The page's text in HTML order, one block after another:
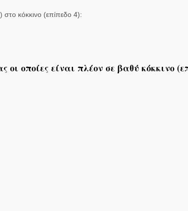
κόκκινο (επίπεδο 4):
οι οποίες είναι πλέον σε βαθύ κόκκινο